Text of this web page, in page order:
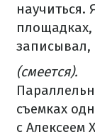
научиться.
площадках,
записывал,
(смеется).
съемках
с Алексеем